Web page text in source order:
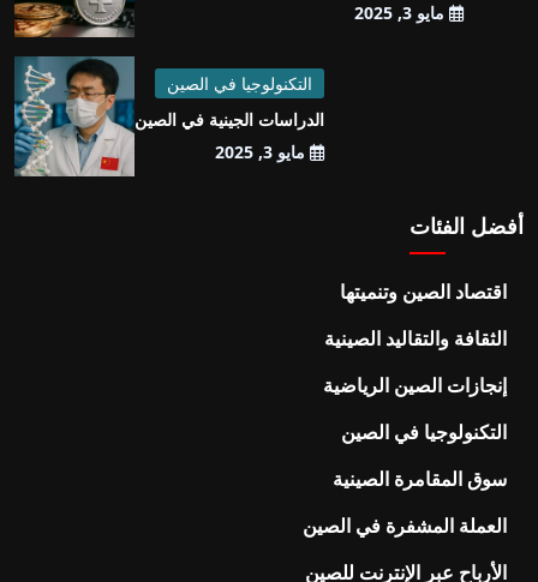
مايو 3, 2025
التكنولوجيا في الصين
الدراسات الجينية في الصين
مايو 3, 2025
أفضل الفئات
اقتصاد الصين وتنميتها
الثقافة والتقاليد الصينية
إنجازات الصين الرياضية
التكنولوجيا في الصين
سوق المقامرة الصينية
العملة المشفرة في الصين
الأرباح عبر الإنترنت للصين